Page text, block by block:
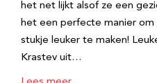
het net lijkt alsof ze een
het een perfecte manier
stukje leuker te maken!
Krastev uit…